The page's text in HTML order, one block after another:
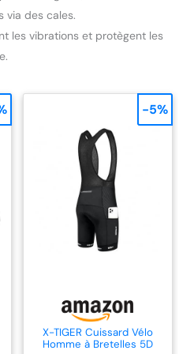
via des cales.
les vibrations et protègent les
X-TIGER Cuissard Vélo
Homme à Bretelles 5D
-5%